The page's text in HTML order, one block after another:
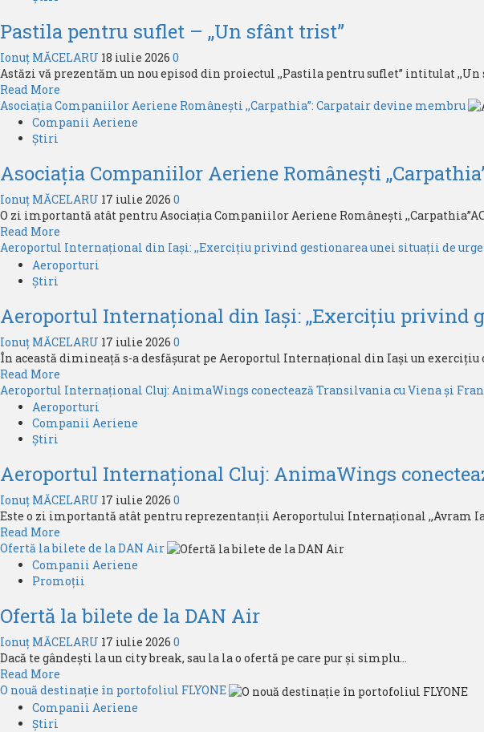
prolifică
din
München
prezintă
dezvoltarea
pentru
2025
Pastila pentru suflet – ,,Un sfânt trist”
Ionuț MĂCELARU 18 iulie 2026 0
Astăzi vă prezentăm un nou episod din proiectul ,,Pastila pentru suflet” intitulat ,,Un
Read More
more
about
suflet
–
,,Un
sfânt
Asociația Companiilor Aeriene Românești ,,Carpathia”: Carpatair devine membru
Companii Aeriene
Știri
Asociația Companiilor Aeriene Românești
Ionuț MĂCELARU 17 iulie 2026 0
O zi importantă atât pentru Asociația Companiilor Aeriene Românești
Read More
more
about
Aeriene
Românești
,,Carpathia”:
Carpatair
membru
Aeroportul Internațional din Iași: ,,Exercițiu privind gestionarea unei situații de
Aeroporturi
Știri
Aeroportul Internațional din Iași: ,,Exercițiu privind
Ionuț MĂCELARU 17 iulie 2026 0
În această dimineață s-a desfășurat pe Aeroportul Internațional din Iași un
Read More
more
about
Aeroportul
Iași:
,,Exercițiu
privind
gestionarea
situații
de
urgență”
Aeroportul Internațional Cluj: AnimaWings conectează Transilvania cu Viena și
Aeroporturi
Companii Aeriene
Știri
Aeroportul Internațional Cluj: AnimaWings
Ionuț MĂCELARU 17 iulie 2026 0
Este o zi importantă atât pentru reprezentanții Aeroportului Internațional ,,Avram
Read More
more
about
Aeroportul
Cluj:
AnimaWings
conectează
Transilvania
Viena
și
Ofertă la bilete de la DAN Air
Companii Aeriene
Promoții
Ofertă la bilete de la DAN Air
Ionuț MĂCELARU 17 iulie 2026 0
Dacă te gândești la un city break, sau la la o ofertă pe care pur și simplu...
Read More
more
about
O nouă destinație în portofoliul FLYONE
Companii Aeriene
Știri